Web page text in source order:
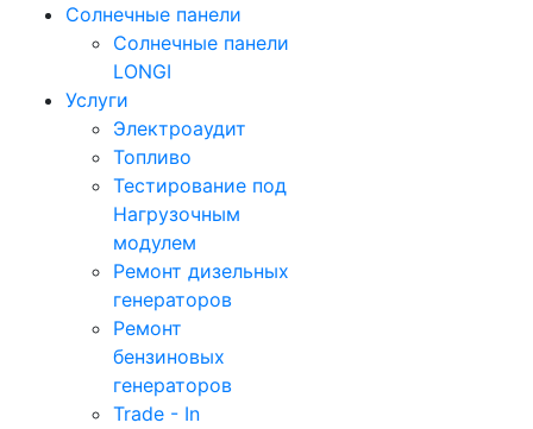
Солнечные панели
Солнечные панели
LONGI
Услуги
Электроаудит
Топливо
Тестирование под
Нагрузочным
модулем
Ремонт дизельных
генераторов
Ремонт
бензиновых
генераторов
Trade - In